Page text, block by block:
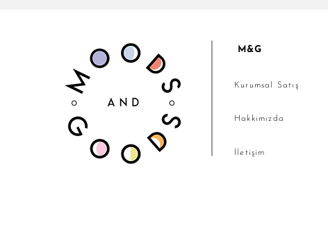
M&G
Kurumsal Satış
Hakkımızda
İletişim